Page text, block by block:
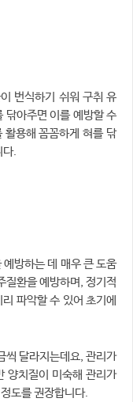
번식하기 쉬워 구취 유
닦아주면 이를 예방할 수
활용해 꼼꼼하게 혀를 닦
다.
방하는 데 매우 큰 도움
질환을 예방하며, 정기적
파악할 수 있어 초기에
씩 달라지는데요, 관리가
양치질이 미숙해 관리가
도를 권장합니다.